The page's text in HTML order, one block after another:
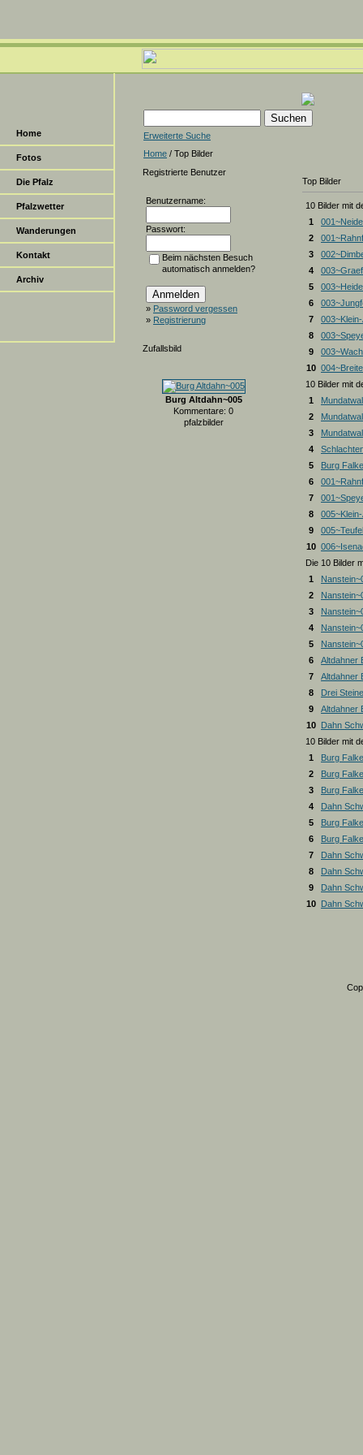
Home
Fotos
Die Pfalz
Pfalzwetter
Wanderungen
Kontakt
Archiv
Erweiterte Suche
Home / Top Bilder
Registrierte Benutzer
Benutzername:
Passwort:
Beim nächsten Besuch
automatisch anmelden?
» Password vergessen
» Registrierung
Zufallsbild
Burg Altdahn~005
Kommentare: 0
pfalzbilder
Top Bilder
10 Bilder mit
1
2
3
4
5
6
7
8
9
10
10 Bilder mit
1
2
3
4
5
Burg
6
7
8
9
10
Die 10 Bilder
1
2
3
4
5
6
Altdahner
7
Altdahner
8
Drei
9
Altdahner
10
Dahn
10 Bilder mit
1
Burg
2
Burg
3
Burg
4
Dahn
5
Burg
6
Burg
7
Dahn
8
Dahn
9
Dahn
10
Dahn